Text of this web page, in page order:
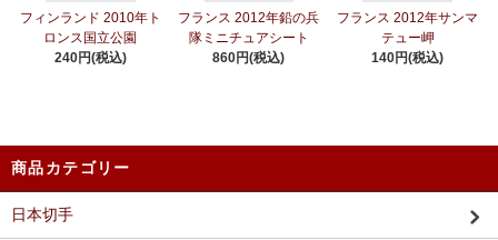
フィンランド 2010年ト
ロンス国立公園
240円(税込)
フランス 2012年鉛の兵
隊ミニチュアシート
860円(税込)
フランス 2012年サンマ
テュー岬
140円(税込)
商品カテゴリー
日本切手